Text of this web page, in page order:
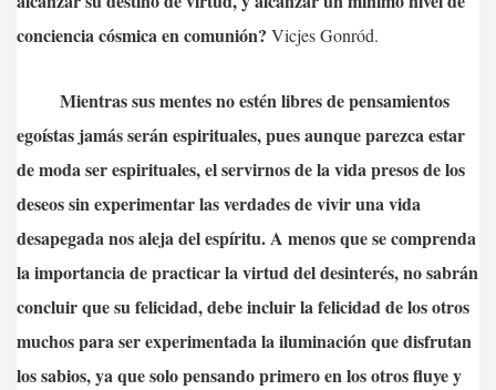
conciencia cósmica en comunión? Vicjes Gonród.
Mientras sus mentes no estén libres de pensamientos
egoístas jamás serán espirituales, pues aunque parezca estar
de moda ser espirituales, el servirnos de la vida presos de los
deseos sin experimentar las verdades de vivir una vida
desapegada nos aleja del espíritu. A menos que se comprenda
la importancia de practicar la virtud del desinterés, no sabrán
concluir que su felicidad, debe incluir la felicidad de los otros
muchos para ser experimentada la iluminación que disfrutan
los sabios, ya que solo pensando primero en los otros fluye y